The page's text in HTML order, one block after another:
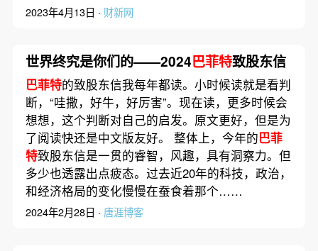
2023年4月13日 · 财新网
世界终究是你们的——2024巴菲特致股东信
巴菲特的致股东信我每年都读。小时候读就是看判
断，“哇撒，好牛，好厉害”。现在读，更多时候会
想想，这个判断对自己的启发。原文更好，但是为
了阅读快还是中文版友好。 整体上，今年的巴菲
特致股东信是一贯的睿智，风趣，具有洞察力。但
多少也透露出点疲态。过去近20年的科技，政治，
和经济格局的变化慢慢在蚕食着那个……
2024年2月28日 · 唐涯博客